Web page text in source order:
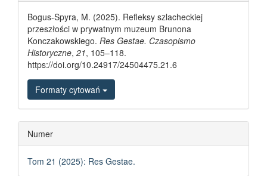
Bogus-Spyra, M. (2025). Refleksy szlacheckiej
przeszłości w prywatnym muzeum Brunona
Konczakowskiego. Res Gestae. Czasopismo
Historyczne, 21, 105–118.
https://doi.org/10.24917/24504475.21.6
Formaty cytowań
Numer
Tom 21 (2025): Res Gestae.